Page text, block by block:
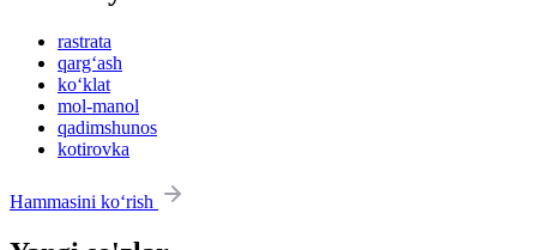
rastrata
qarg‘ash
ko‘klat
mol-manol
qadimshunos
kotirovka
Hammasini ko‘rish